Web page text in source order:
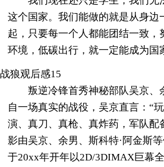
这个国家。我们能做的就是从身边
起，只要每一个人都能团结一致，
环境，低碳出行，就一定能成为国
战狼观后感15
叛逆冷锋首秀神秘部队吴京、
自一场真实的战役，吴京直言：“
演、真刀、真枪、真炸药，军队配
影由吴京、余男、斯科特·阿金斯
于20xx年开年以2D/3DIMAX巨幕